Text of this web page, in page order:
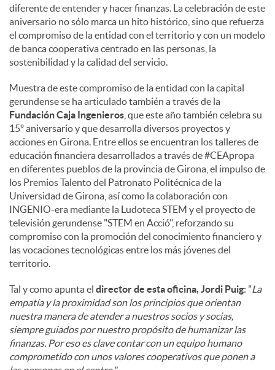
diferente de entender y hacer finanzas. La celebración de este
aniversario no sólo marca un hito histórico, sino que refuerza
el compromiso de la entidad con el territorio y con un modelo
de banca cooperativa centrado en las personas, la
sostenibilidad y la calidad del servicio.
Muestra de este compromiso de la entidad con la capital
gerundense se ha articulado también a través de la
Fundación Caja Ingenieros , que este año también celebra su
15º aniversario y que desarrolla diversos proyectos y
acciones en Girona. Entre ellos se encuentran los talleres de
educación financiera desarrollados a través de #CEApropa
en diferentes pueblos de la provincia de Girona, el impulso de
los Premios Talento del Patronato Politécnica de la
Universidad de Girona, así como la colaboración con
INGENIO-era mediante la Ludoteca STEM y el proyecto de
televisión gerundense "STEM en Acció", reforzando su
compromiso con la promoción del conocimiento financiero y
las vocaciones tecnológicas entre los más jóvenes del
territorio.
Tal y como apunta el director de esta oficina, Jordi Puig: "La
empatía y la proximidad son los principios que orientan
nuestra manera de atender a nuestros socios y socias,
siempre guiados por nuestro propósito de humanizar las
finanzas. Por eso es clave contar con un equipo humano
comprometido con unos valores cooperativos que ponen a